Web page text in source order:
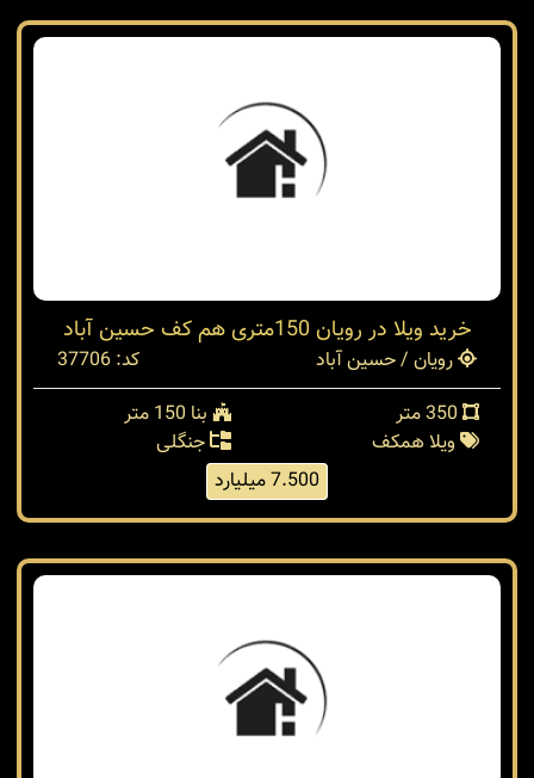
خرید ویلا در رویان 150متری هم کف حسین آباد
رویان / حسین آباد
کد: 37706
بنا 150 متر
ویلا همکف
جنگلی
7.500 میلیارد